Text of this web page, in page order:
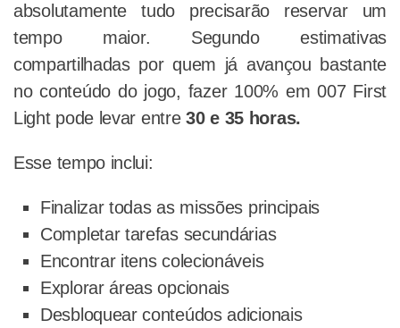
absolutamente tudo precisarão reservar um
tempo maior. Segundo estimativas
compartilhadas por quem já avançou bastante
no conteúdo do jogo, fazer 100% em 007 First
Light pode levar entre30 e 35 horas.
Esse tempo inclui:
Finalizar todas as missões principais
Completar tarefas secundárias
Encontrar itens colecionáveis
Explorar áreas opcionais
Desbloquear conteúdos adicionais